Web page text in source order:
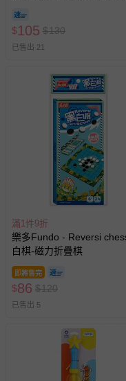
商品實際的配達日
已出貨通知之訊息為
如您收到商品，請依
若您對於會員帳號
式、折價券與購物
問，你可詳見：媽咪
預購商品：預購為
助取消退款事宜。
商品如因「價格、
會主動以簡訊及mail
$105 $130
已售出 21
滿1件9折
樂多Fundo - Reversi
白棋-磁力折疊棋
即將售完
$86 $120
已售出 5